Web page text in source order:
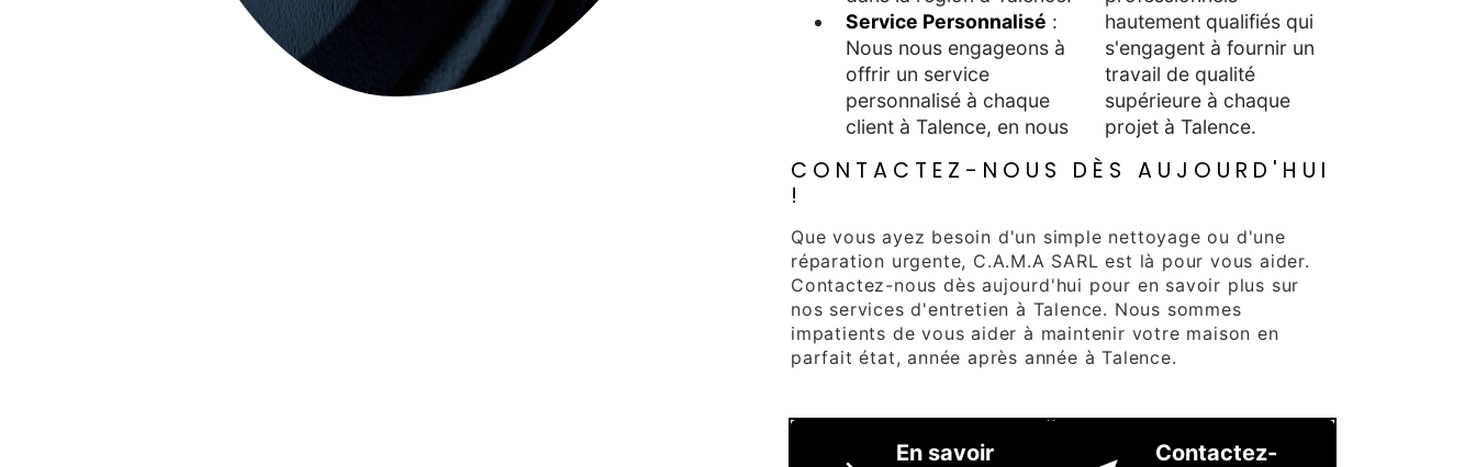
Service Personnalisé :
Nous nous engageons à
offrir un service
personnalisé à chaque
client à Talence, en nous
hautement qualifiés qui
s'engagent à fournir un
travail de qualité
supérieure à chaque
projet à Talence.
CONTACTEZ-NOUS DÈS AUJOURD'HUI
!
Que vous ayez besoin d'un simple nettoyage ou d'une
réparation urgente, C.A.M.A SARL est là pour vous aider.
Contactez-nous dès aujourd'hui pour en savoir plus sur
nos services d'entretien à Talence. Nous sommes
impatients de vous aider à maintenir votre maison en
parfait état, année après année à Talence.
En savoir
Contactez-